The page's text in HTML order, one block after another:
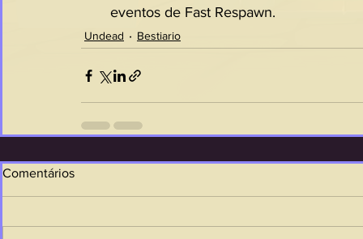
eventos de Fast Respawn.
Undead Bestiario
Comentários